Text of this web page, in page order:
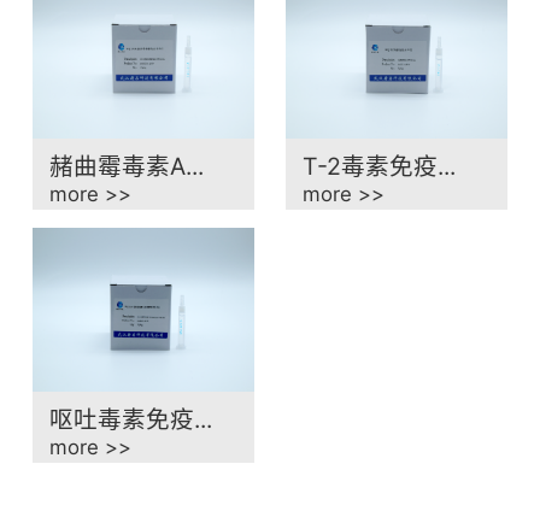
赭曲霉毒素A...
more >>
T-2毒素免疫...
more >>
呕吐毒素免疫...
more >>